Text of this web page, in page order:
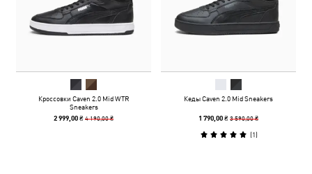
Кроссовки Caven 2.0 Mid WTR
Sneakers
2 999,00 ₴4 190,00 ₴
Кеды Caven 2.0 Mid Sneakers
1 790,00 ₴3 590,00 ₴
(1)